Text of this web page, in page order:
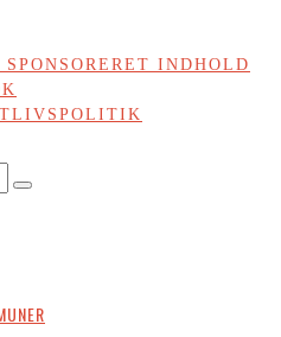
INDHOLD